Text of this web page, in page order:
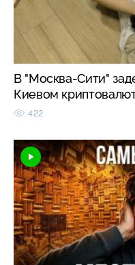
В "Москва-Сити"
Киевом
422